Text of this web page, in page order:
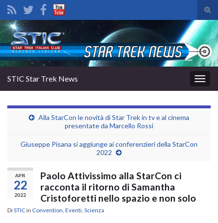
il
di
Search for:
la
STIC Star Trek News
Alla StarCon le novità di Star Trek in tv e al cinema
presentate da Marcello Rossi
Giuseppe Pisana si aggiunge ai conferenzieri della StarCon
2022
APR
22
2022
Paolo Attivissimo alla StarCon ci
racconta il ritorno di Samantha
Cristoforetti nello spazio e non solo
DiSTICin Convention Eventi Scienza